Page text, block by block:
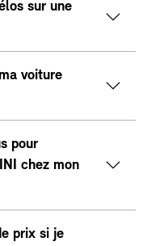
sur une
voiture
pour
chez mon
prix si je